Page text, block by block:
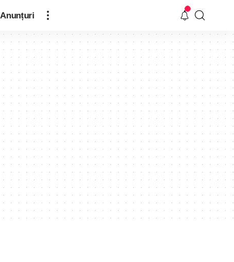
Anunțuri